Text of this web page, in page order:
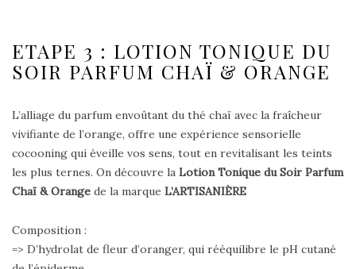
ETAPE 3 : LOTION TONIQUE DU
SOIR PARFUM CHAÏ & ORANGE
L’alliage du parfum envoûtant du thé chaï avec la fraîcheur
vivifiante de l’orange, offre une expérience sensorielle
cocooning qui éveille vos sens, tout en revitalisant les teints
les plus ternes. On découvre la Lotion Tonique du Soir Parfum
Chaï & Orange de la marque L’ARTISANIÈRE
Composition :
=> D’hydrolat de fleur d’oranger, qui rééquilibre le pH cutané